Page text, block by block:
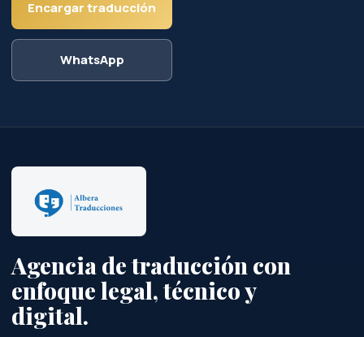
Agencia de traducción con
enfoque legal, técnico y
contenido para empresas, particulares, despachos y
Juradas
SERVICIOS
Todos los servicios
Traductor jurado